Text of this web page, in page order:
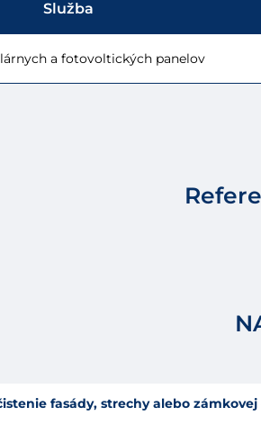
Služba
a fotovoltických panelov
fasády, strechy alebo